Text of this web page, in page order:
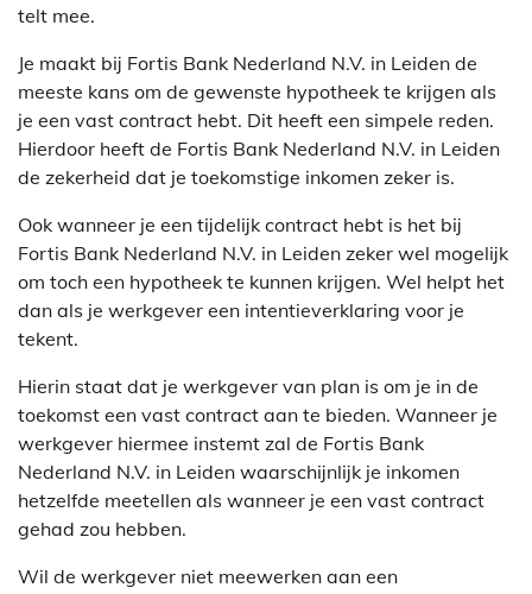
telt mee.
Je maakt bij Fortis Bank Nederland N.V. in Leiden de
meeste kans om de gewenste hypotheek te krijgen als
je een vast contract hebt. Dit heeft een simpele reden.
Hierdoor heeft de Fortis Bank Nederland N.V. in Leiden
de zekerheid dat je toekomstige inkomen zeker is.
Ook wanneer je een tijdelijk contract hebt is het bij
Fortis Bank Nederland N.V. in Leiden zeker wel mogelijk
om toch een hypotheek te kunnen krijgen. Wel helpt het
dan als je werkgever een intentieverklaring voor je
tekent.
Hierin staat dat je werkgever van plan is om je in de
toekomst een vast contract aan te bieden. Wanneer je
werkgever hiermee instemt zal de Fortis Bank
Nederland N.V. in Leiden waarschijnlijk je inkomen
hetzelfde meetellen als wanneer je een vast contract
gehad zou hebben.
Wil de werkgever niet meewerken aan een